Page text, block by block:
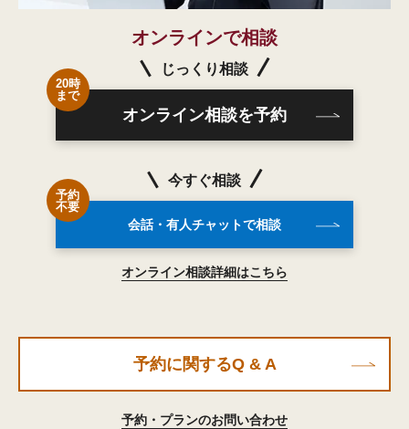
オンラインで相談
じっくり相談
20時
まで
オンライン相談を予約
今すぐ相談
予約
不要
会話・有人チャットで相談
オンライン相談詳細はこちら
予約に関するQ & A
予約・プランのお問い合わせ